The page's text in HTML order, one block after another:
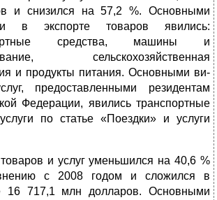
и снизился на 57,2 %. Основными
в экспорте товаров явились:
средства, машины и
сельскохозяйственная
и про­дукты питания. Основными ви­
предоставленными резидентам
Федера­ции, явились транспортные
по статье «Поездки» и услуги
и услуг уменьшился на 40,6 %
с 2008 годом и сло­жился в
16 717,1 млн долларов. Основными